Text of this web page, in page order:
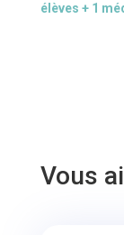
élèves + 1
Vous